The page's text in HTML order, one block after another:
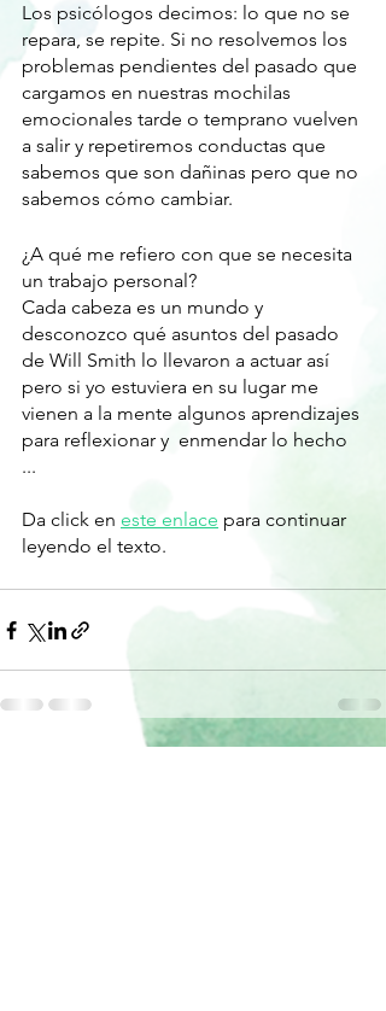
Los psicólogos decimos: lo que no se
repara, se repite. Si no resolvemos los
problemas pendientes del pasado que
cargamos en nuestras mochilas
emocionales tarde o temprano vuelven
a salir y repetiremos conductas que
sabemos que son dañinas pero que no
sabemos cómo cambiar.
¿A qué me refiero con que se necesita
un trabajo personal?
Cada cabeza es un mundo y
desconozco qué asuntos del pasado
de Will Smith lo llevaron a actuar así
pero si yo estuviera en su lugar me
vienen a la mente algunos aprendizajes
para reflexionar y  enmendar lo hecho
...
Da click en este enlace para continuar
leyendo el texto.